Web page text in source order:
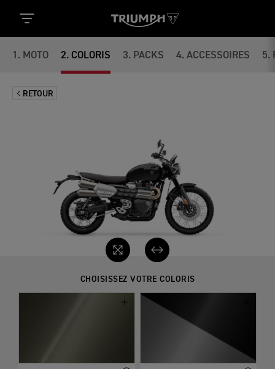
1 . MOTO 2. COLORIS 3. PACKS 4. ACCESSOIRES 5.
RETOUR
CHOISISSEZ VOTRE COLORIS